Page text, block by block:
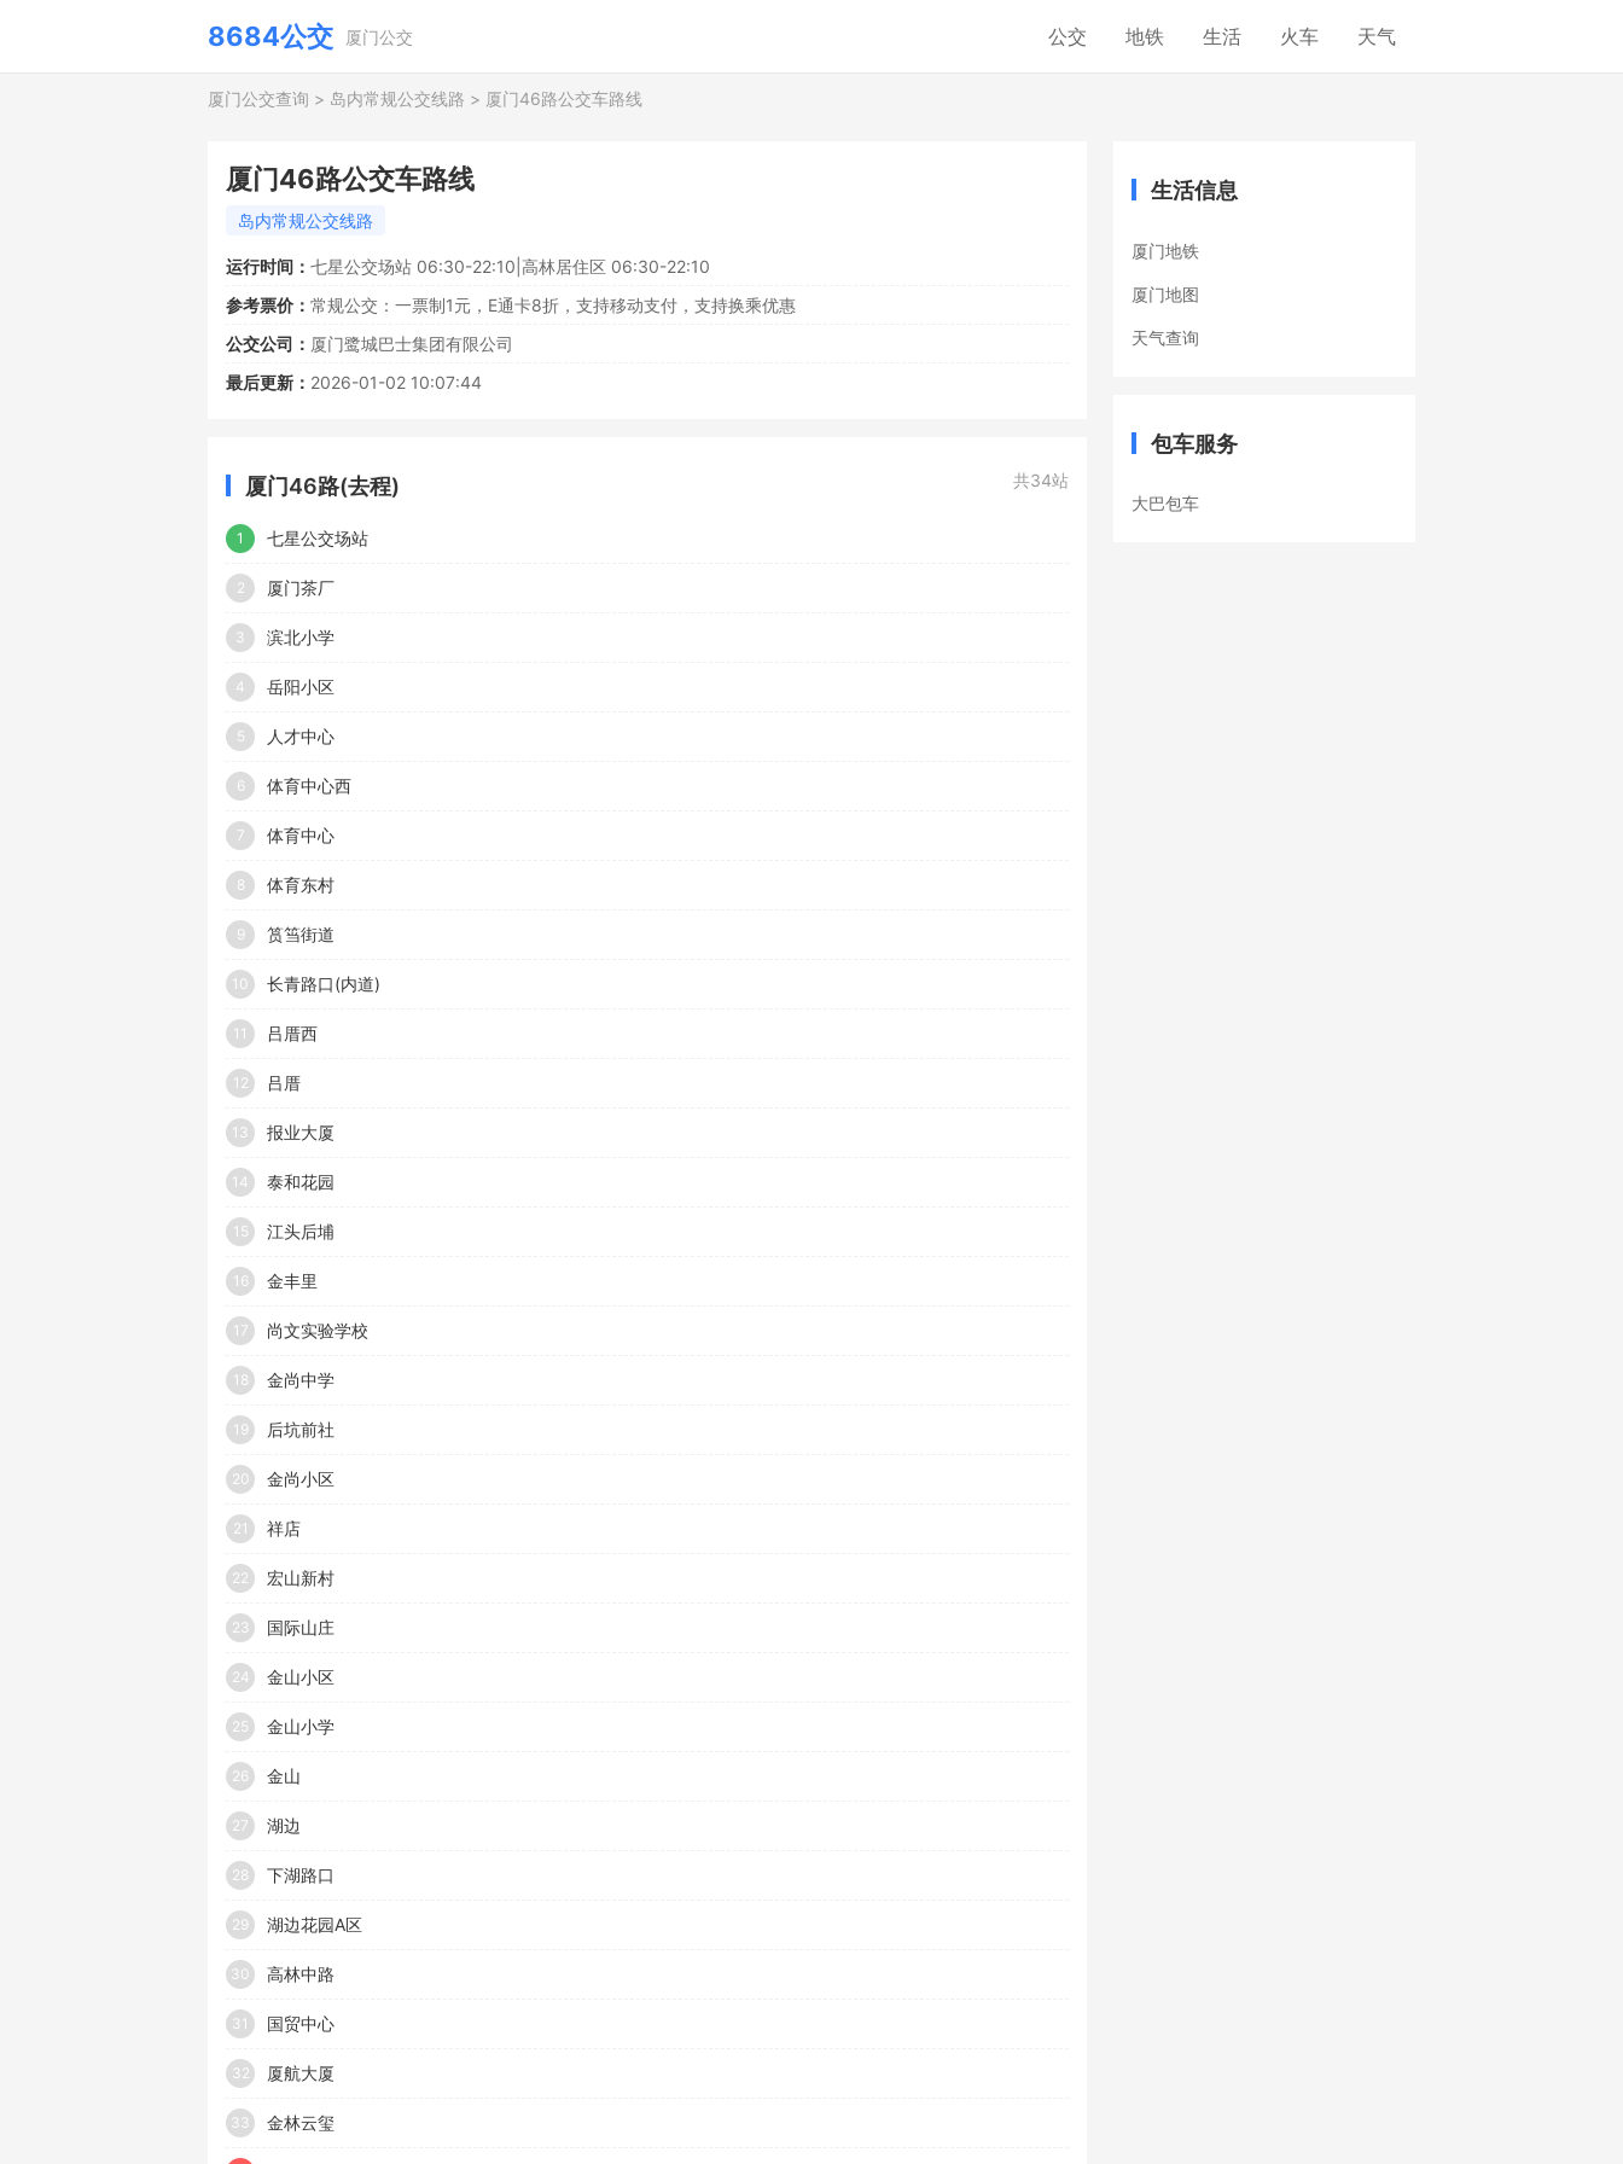
8684公交 厦门公交 公交 地铁 生活 火车 天气
厦门公交查询 > 岛内常规公交线路 > 厦门46路公交车路线
厦门46路公交车路线
岛内常规公交线路
运行时间： 七星公交场站 06:30-22:10|高林居住区 06:30-22:10
参考票价： 常规公交：一票制1元，E通卡8折，支持移动支付，支持换乘优惠
公交公司： 厦门鹭城巴士集团有限公司
最后更新： 2026-01-02 10:07:44
厦门46路(去程) 共34站
1 七星公交场站
2 厦门茶厂
3 滨北小学
4 岳阳小区
5 人才中心
6 体育中心西
7 体育中心
8 体育东村
9 筼筜街道
10 长青路口(内道)
11 吕厝西
12 吕厝
13 报业大厦
14 泰和花园
15 江头后埔
16 金丰里
17 尚文实验学校
18 金尚中学
19 后坑前社
20 金尚小区
21 祥店
22 宏山新村
23 国际山庄
24 金山小区
25 金山小学
26 金山
27 湖边
28 下湖路口
29 湖边花园A区
30 高林中路
31 国贸中心
32 厦航大厦
33 金林云玺
生活信息
厦门地铁
厦门地图
天气查询
包车服务
大巴包车